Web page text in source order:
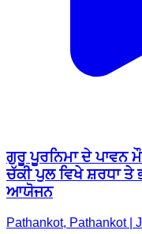
ਗੁਰੂ ਪੂਰਨਿਮਾ ਦੇ ਪਾਵਨ
ਚੱਕੀ ਪੁਲ ਵਿਖੇ ਸ਼ਰਧਾ ਤੇ
ਆਯੋਜਨ
Pathankot, Pathankot |